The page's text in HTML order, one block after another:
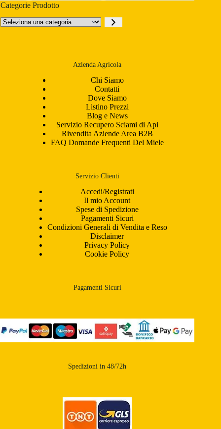
Categorie Prodotto
Seleziona
una
Azienda Agricola
Chi Siamo
Contatti
Dove Siamo
Listino Prezzi
Blog e News
Servizio Recupero Sciami di Api
Rivendita Aziende Area B2B
FAQ Domande Frequenti Del Miele
Servizio Clienti
Accedi/Registrati
Il mio Account
Spese di Spedizione
Pagamenti Sicuri
Condizioni Generali di Vendita e Reso
Disclaimer
Privacy Policy
Cookie Policy
Pagamenti Sicuri
Spedizioni in 48/72h